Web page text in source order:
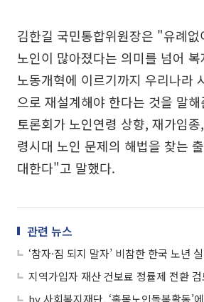
김한길 국민통합위원장은 "유례
노인이 많아졌다는 의미를 넘어
노동개혁에 이르기까지 우리나라
으로 재설계해야 한다는 것을 말
토론회가 노인연령 상향, 재가임
령시대 노인 문제의 해법을 찾는
대한다"고 말했다.
관련 뉴스